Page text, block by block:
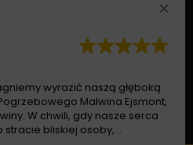
wyrazić naszą głęboką
Malwina Ejsmont,
W chwili, gdy nasze serca
stracie bliskiej osoby,